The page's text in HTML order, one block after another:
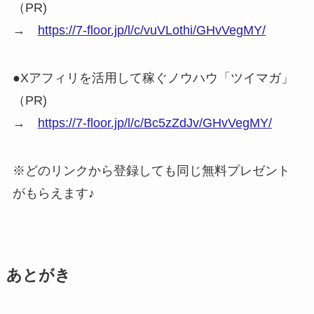
（PR)
→
https://7-floor.jp/l/c/vuVLothi/GHvVegMY/
●Xアフィリを活用して稼ぐノウハウ「ツイマガ」
（PR)
→
https://7-floor.jp/l/c/Bc5zZdJv/GHvVegMY/
※どのリンクから登録しても同じ無料プレゼント
がもらえます♪
あとがき